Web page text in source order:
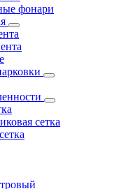
фонари
сетка